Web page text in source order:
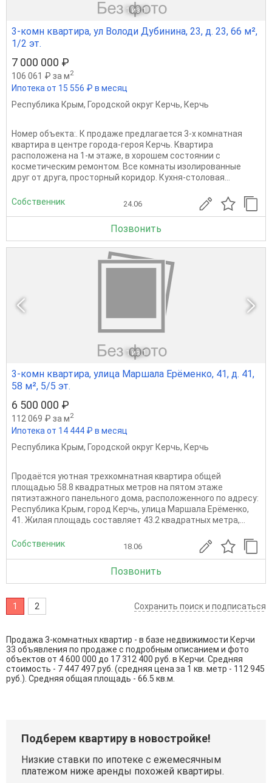
1 из 1
3-комн квартира, ул Володи Дубинина, 23, д. 23, 66 м²,
1/2 эт.
7 000 000 ₽
106 061 ₽ за м2
Ипотека от 15 556 ₽ в месяц
Республика Крым, Городской округ Керчь, Керчь
Номер объекта:. К продаже предлагается 3-х комнатная
квартира в центре города-героя Керчь. Квартира
расположена на 1-м этаже, в хорошем состоянии с
косметическим ремонтом. Все комнаты изолированные
друг от друга, просторный коридор. Кухня-столовая...
Собственник 24.06
Позвонить
1 из 1
3-комн квартира, улица Маршала Ерёменко, 41, д. 41,
58 м², 5/5 эт.
6 500 000 ₽
112 069 ₽ за м2
Ипотека от 14 444 ₽ в месяц
Республика Крым, Городской округ Керчь, Керчь
Продаётся уютная трехкомнатная квартира общей
площадью 58.8 квадратных метров на пятом этаже
пятиэтажного панельного дома, расположенного по адресу:
Республика Крым, город Керчь, улица Маршала Ерёменко,
41. Жилая площадь составляет 43.2 квадратных метра,...
Собственник 18.06
Позвонить
1 2 Сохранить поиск и подписаться
Продажа 3-комнатных квартир - в базе недвижимости Керчи
33 объявления по продаже с подробным описанием и фото
объектов от 4 600 000 до 17 312 400 руб. в Керчи. Средняя
стоимость - 7 447 497 руб. (средняя цена за 1 кв. метр - 112 945
руб.). Средняя общая площадь - 66.5 кв.м.
Подберем квартиру в новостройке!
Низкие ставки по ипотеке с ежемесячным
платежом ниже аренды похожей квартиры.